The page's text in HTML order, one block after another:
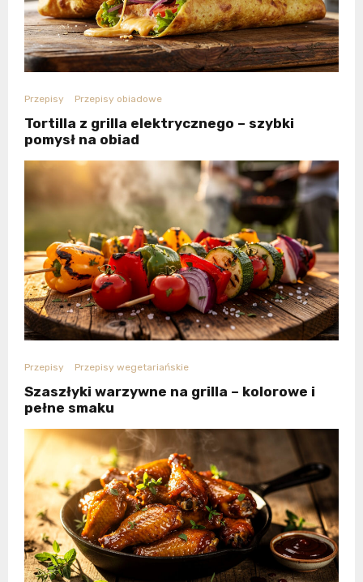
Przepisy Przepisy obiadowe
Tortilla z grilla elektrycznego – szybki
pomysł na obiad
Przepisy Przepisy wegetariańskie
Szaszłyki warzywne na grilla – kolorowe i
pełne smaku